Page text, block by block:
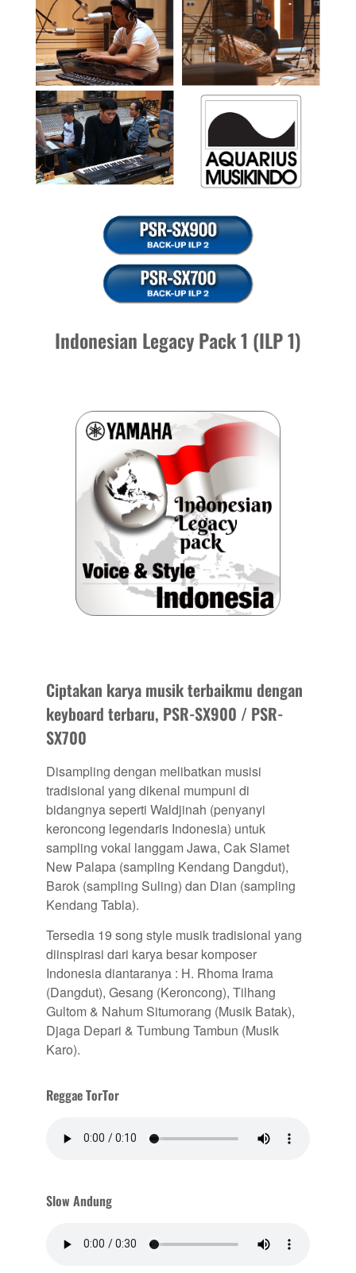
Indonesian Legacy Pack 1 (ILP 1)
Ciptakan karya musik terbaikmu dengan
keyboard terbaru, PSR-SX900 / PSR-
SX700
Disampling dengan melibatkan musisi
tradisional yang dikenal mumpuni di
bidangnya seperti Waldjinah (penyanyi
keroncong legendaris Indonesia) untuk
sampling vokal langgam Jawa, Cak Slamet
New Palapa (sampling Kendang Dangdut),
Barok (sampling Suling) dan Dian (sampling
Kendang Tabla).
Tersedia 19 song style musik tradisional yang
diinspirasi dari karya besar komposer
Indonesia diantaranya : H. Rhoma Irama
(Dangdut), Gesang (Keroncong), Tilhang
Gultom & Nahum Situmorang (Musik Batak),
Djaga Depari & Tumbung Tambun (Musik
Karo).
Reggae TorTor
Slow Andung